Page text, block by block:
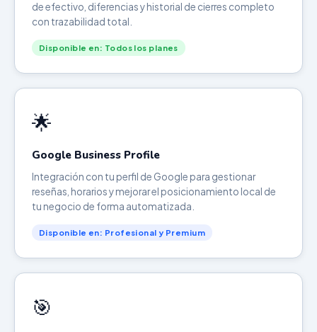
de efectivo, diferencias y historial de cierres completo
con trazabilidad total.
Disponible en: Todos los planes
🌟
Google Business Profile
Integración con tu perfil de Google para gestionar
reseñas, horarios y mejorar el posicionamiento local de
tu negocio de forma automatizada.
Disponible en: Profesional y Premium
🎯